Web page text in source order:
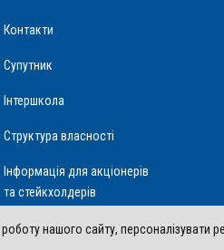
Контакти
Супутник
Інтершкола
Структура власності
Інформація для акціонерів
та стейкхолдерів
нашого сайту, персоналізувати